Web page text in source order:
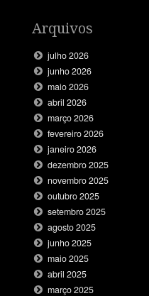
Arquivos
julho 2026
junho 2026
maio 2026
abril 2026
março 2026
fevereiro 2026
janeiro 2026
dezembro 2025
novembro 2025
outubro 2025
setembro 2025
agosto 2025
junho 2025
maio 2025
abril 2025
março 2025